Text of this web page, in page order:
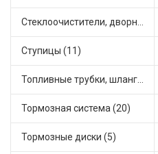
Стеклоочистители, дворники (1)
Ступицы (11)
Топливные трубки, шланги, магистрали и рампы (3)
Тормозная система (20)
Тормозные диски (5)